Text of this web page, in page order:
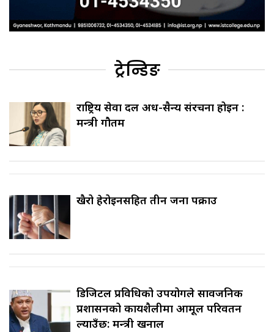
ट्रेन्डिङ
राष्ट्रिय सेवा दल अर्ध-सैन्य संरचना होइन :
मन्त्री गौतम
खैरो हेरोइनसहित तीन जना पक्राउ
डिजिटल प्रविधिको उपयोगले सार्वजनिक
प्रशासनको कार्यशैलीमा आमूल परिवर्तन
ल्याउँछ: मन्त्री खनाल